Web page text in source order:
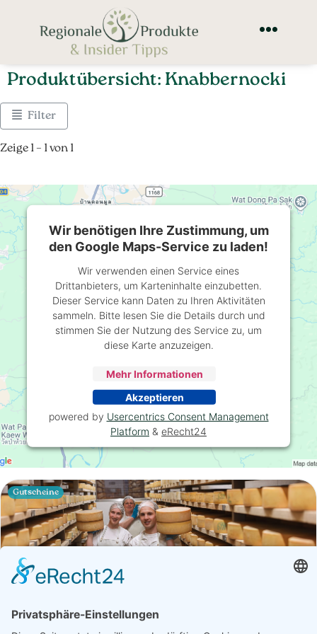
Produktübersicht: Knabbernocki
Filter
Zeige 1 – 1 von 1
Gutscheine
Wir benötigen Ihre Zustimmung, um
den Google Maps-Service zu laden!
Wir verwenden einen Service eines
Drittanbieters, um Karteninhalte einzubetten.
Dieser Service kann Daten zu Ihren Aktivitäten
sammeln. Bitte lesen Sie die Details durch und
stimmen Sie der Nutzung des Service zu, um
diese Karte anzuzeigen.
Mehr Informationen
Akzeptieren
powered by Usercentrics Consent Management
Platform & eRecht24